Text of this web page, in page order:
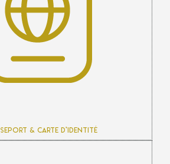
& carte d’identité